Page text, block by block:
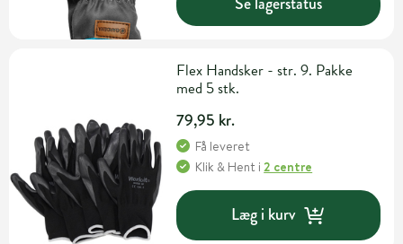
Flex Handsker - str. 9. Pakke
med 5 stk.
79,95 kr.
Få leveret
Klik & Hent i2 centre
Læg i kurv